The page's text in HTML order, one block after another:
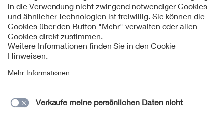
Kontakte
Service
Impressum
Datenschutzinformationen
Cookie Hinweise
Lieferantenportal